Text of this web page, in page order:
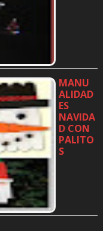
MANU
ALIDAD
ES
NAVIDA
D CON
PALITO
S